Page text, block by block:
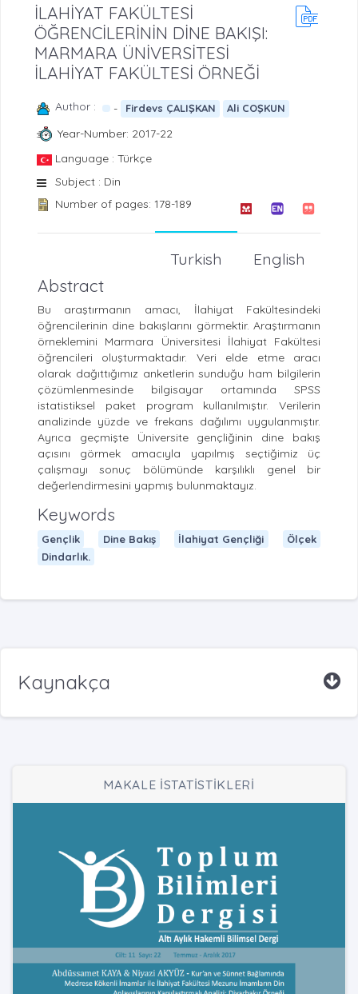
İLAHİYAT FAKÜLTESİ
ÖĞRENCİLERİNİN DİNE BAKIŞI:
MARMARA ÜNİVERSİTESİ
İLAHİYAT FAKÜLTESİ ÖRNEĞİ
Author : - Firdevs ÇALIŞKAN Ali COŞKUN
Year-Number: 2017-22
Language : Türkçe
Subject : Din
Number of pages: 178-189
English
Turkish
Abstract
Bu araştırmanın amacı, İlahiyat Fakültesindeki
öğrencilerinin dine bakışlarını görmektir. Araştırmanın
örneklemini Marmara Üniversitesi İlahiyat Fakültesi
öğrencileri oluşturmaktadır. Veri elde etme aracı
olarak dağıttığımız anketlerin sunduğu ham bilgilerin
çözümlenmesinde bilgisayar ortamında SPSS
istatistiksel paket program kullanılmıştır. Verilerin
analizinde yüzde ve frekans dağılımı uygulanmıştır.
Ayrıca geçmişte Üniversite gençliğinin dine bakış
açısını görmek amacıyla yapılmış seçtiğimiz üç
çalışmayı sonuç bölümünde karşılıklı genel bir
değerlendirmesini yapmış bulunmaktayız.
Keywords
Gençlik Dine Bakış İlahiyat Gençliği
Ölçek
Dindarlık.
Kaynakça
MAKALE İSTATİSTİKLERİ